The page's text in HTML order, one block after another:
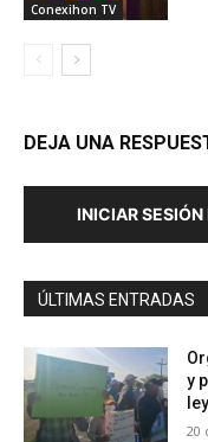
Conexihon TV
DEJA UNA
INICIAR
ÚLTIMAS ENTRADAS
y
20